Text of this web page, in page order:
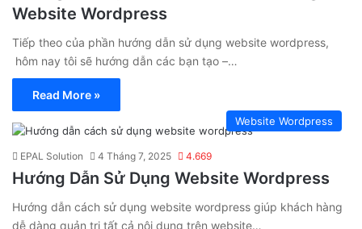
Website Wordpress
Tiếp theo của phần hướng dẫn sử dụng website wordpress,
hôm nay tôi sẽ hướng dẫn các bạn tạo –…
Read More »
Website Wordpress
EPAL Solution 4 Tháng 7, 2025 4.669
Hướng Dẫn Sử Dụng Website Wordpress
Hướng dẫn cách sử dụng website wordpress giúp khách hàng
dễ dàng quản trị tất cả nội dung trên website…